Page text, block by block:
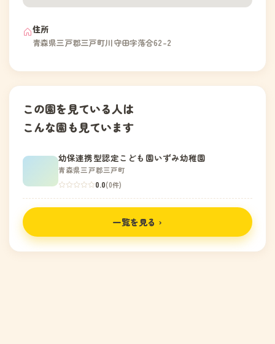
住所
青森県三戸郡三戸町川守田字落合62-2
この園を見ている人は
こんな園も見ています
幼保連携型認定こども園いずみ幼稚園
青森県三戸郡三戸町
0.0(0件)
一覧を見る ›